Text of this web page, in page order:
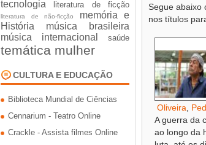
tecnologia
literatura de ficção
literatura de não-ficção
memória e
História
música brasileira
música internacional
saúde
temática mulher
CULTURA E EDUCAÇÃO
Biblioteca Mundial de Ciências
Cennarium - Teatro Online
Crackle - Assista filmes Online
Segue abaixo
nos títulos
Oliveira
A guerra da
ao longo da